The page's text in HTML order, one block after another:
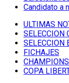
Candidato a
ULTIMAS
SELECCION
SELECCION
FICHAJES
COPA